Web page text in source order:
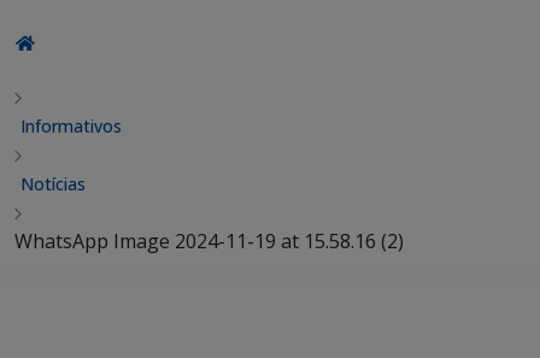
Informativos
Notícias
WhatsApp Image 2024-11-19 at 15.58.16 (2)